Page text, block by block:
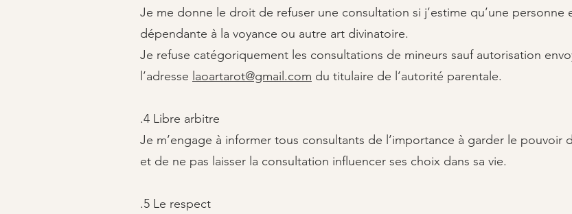
Je me donne le droit de refuser une consultation si j’estime qu’une personne
dépendante à la voyance ou autre art divinatoire.
Je refuse catégoriquement les consultations de mineurs sauf autorisation
l’adresse laoartarot@gmail.com du titulaire de l’autorité parentale.
.4 Libre arbitre
Je m’engage à informer tous consultants de l’importance à garder le pouvoir
et de ne pas laisser la consultation influencer ses choix dans sa vie.
.5 Le respect